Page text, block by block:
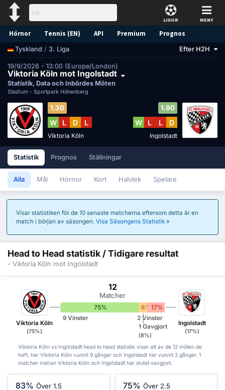
LIGOR MENY
Hörnor Tennis (EN) API Premium Prognos
Tyskland / 3. Liga Efter H2H
19/9/2026 - 13:00 (Europe/London)
Viktoria Köln mot Ingolstadt
Statistik, Data och Inbördes Möten
Stadium - Sportpark Höhenberg
1.30
W L D L
Viktoria Köln
1.90
W L L D
Ingolstadt
Statistik Prognos Ställningar
Alla Mål Hörnor Kort Halvlek Spelare
Visar statistiken för de 10 senaste matcherna eftersom detta är en
match i början av säsongen. Visa Säsongens Statistik
Head to Head statistik / Tidigare resultat
- Viktoria Köln mot Ingolstadt
Viktoria Köln
(75%)
12
Matcher
75% 8%17%
9 Vinster
1 Oavgjort
(8%)
2 Vinster
Ingolstadt
(17%)
Viktoria Köln vs Ingolstadt head to head statistik visar att av de 12 möten de
haft, har Viktoria Köln vunnit 9 gånger och Ingolstadt har vunnit 2 gånger. 1
matcher mellan Viktoria Köln och Ingolstadt har slutat oavgjort.
83% Över 1.5 75% Över 2.5